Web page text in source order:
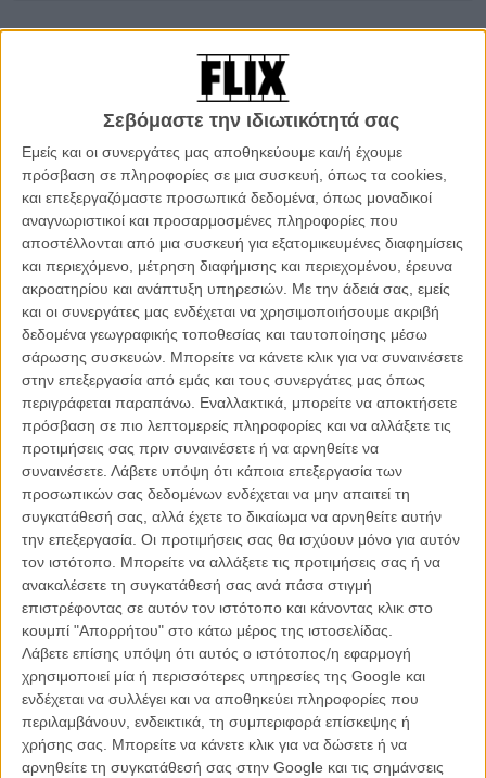
Σεβόμαστε την ιδιωτικότητά σας
Εμείς και οι συνεργάτες μας αποθηκεύουμε και/ή έχουμε
πρόσβαση σε πληροφορίες σε μια συσκευή, όπως τα cookies,
και επεξεργαζόμαστε προσωπικά δεδομένα, όπως μοναδικοί
αναγνωριστικοί και προσαρμοσμένες πληροφορίες που
αποστέλλονται από μια συσκευή για εξατομικευμένες διαφημίσεις
και περιεχόμενο, μέτρηση διαφήμισης και περιεχομένου, έρευνα
ακροατηρίου και ανάπτυξη υπηρεσιών. Με την άδειά σας, εμείς
και οι συνεργάτες μας ενδέχεται να χρησιμοποιήσουμε ακριβή
δεδομένα γεωγραφικής τοποθεσίας και ταυτοποίησης μέσω
σάρωσης συσκευών. Μπορείτε να κάνετε κλικ για να συναινέσετε
στην επεξεργασία από εμάς και τους συνεργάτες μας όπως
περιγράφεται παραπάνω. Εναλλακτικά, μπορείτε να αποκτήσετε
πρόσβαση σε πιο λεπτομερείς πληροφορίες και να αλλάξετε τις
προτιμήσεις σας πριν συναινέσετε ή να αρνηθείτε να
συναινέσετε. Λάβετε υπόψη ότι κάποια επεξεργασία των
προσωπικών σας δεδομένων ενδέχεται να μην απαιτεί τη
συγκατάθεσή σας, αλλά έχετε το δικαίωμα να αρνηθείτε αυτήν
την επεξεργασία. Οι προτιμήσεις σας θα ισχύουν μόνο για αυτόν
τον ιστότοπο. Μπορείτε να αλλάξετε τις προτιμήσεις σας ή να
ανακαλέσετε τη συγκατάθεσή σας ανά πάσα στιγμή
επιστρέφοντας σε αυτόν τον ιστότοπο και κάνοντας κλικ στο
κουμπί "Απορρήτου" στο κάτω μέρος της ιστοσελίδας.
Λάβετε επίσης υπόψη ότι αυτός ο ιστότοπος/η εφαρμογή
χρησιμοποιεί μία ή περισσότερες υπηρεσίες της Google και
ενδέχεται να συλλέγει και να αποθηκεύει πληροφορίες που
περιλαμβάνουν, ενδεικτικά, τη συμπεριφορά επίσκεψης ή
χρήσης σας. Μπορείτε να κάνετε κλικ για να δώσετε ή να
αρνηθείτε τη συγκατάθεσή σας στην Google και τις σημάνσεις
Οι «Αρκούδες» είναι μια παραγωγή της DisneyNature (θυμηθείτε το
«Earth») που σημαίνει αυτό ακριβώς που φαντάζεστε: ντοκιμαντέρ
για τη φύση φτιαγμένα με τον τρόπο της Disney, δηλαδή με υψηλά
στάνταρτ παραγωγής, προορισμένα για παιδιά κάθε ηλικίας και
απώτερο σκοπό τη διαπαιδαγώγηση, την ενημέρωση, την
ευαισθητοποίηση για ένα θαυμαστό κόσμο που ζει τόσο μακριά και
όμως τόσο κοντά μας.
Το twist που φυσικά υπάρχει στην όλη υπόθεση και διαχωρίζει τα
συγκεκριμένα ντοκιμαντέρ από την πληθώρα των ταινιών που
παράγονται από το National Geographic ή το Discovery Channel
και τα δεκάδες τηλεοπτικά δίκτυα αφιερωμένα στη φύση, είναι ότι η
Disney φιλοδοξεί κάθε μια από τις «αληθινές» ιστορίες της να είναι
πριν απ’ ότιδήποτε μια εμπειρία, ικανή να αφυπνίσει το target group
στο οποίο απευθύνεται.
Οι «Αρκούδες» από αυτήν την άποψη είναι μια εμπειρία, αφού δεν
βασίζονται μόνο στην παρατήρηση ενός έτους από τη ζωή μιας
μαμάς καφέ αρκούδας και των δύο μωρών της στη μακρινή Αλάσκα,
αλλά κινηματογραφούνται με τη δομή ενός... θρίλερ.
Δεν υπερβάλλουμε, αν και όπως είναι αναμενόμενο σε ένα
ντοκιμαντέρ της Disney θα δούμε λιγότερες αγριότητες από αυτές
που ίσως πραγματικά συμβαίνουν στο άγριο τοπίο μιας
προστατευόμενης περιοχής που τα ελεύθερα ζώα ζουν κάθε ημέρα
σαν να είναι η τελευταία τους.
Πατώντας πάνω στη στατιστική που θέλει τo 50% των νεογέννητων
αρκούδων να μην επιβιώνουν το πρώτο έτος της ζωής τους, οι
Αλαστέρ Φόδεργκιλ και Κιθ Σκόλεϊ ακολουθούν τη μαμά Σκάι και τα
δύο αρκουδάκια της, καθώς κατεβαίνουν από τα βουνά για να
αναζητήσουν τροφή και μαζί να γνωρίσουν για πρώτη φορά τη χαρά
και τους κινδύνους της πραγματικής ζωής.